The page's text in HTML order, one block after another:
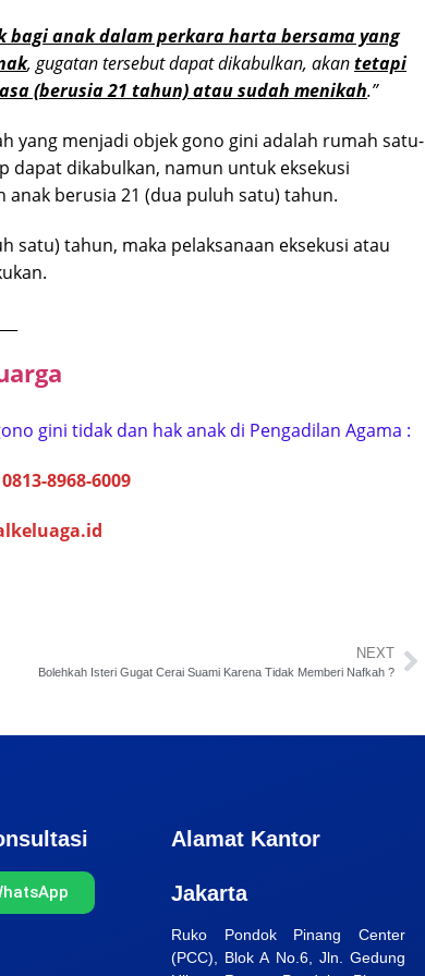
anak dalam perkara harta bersama yang
, gugatan tersebut dapat dikabulkan, akantetapi
(berusia 21 tahun) atau sudah menikah.”
yang menjadi objek gono gini adalah rumah satu-
dapat dikabulkan, namun untuk eksekusi
berusia 21 (dua puluh satu) tahun.
satu) tahun, maka pelaksanaan eksekusi atau
rga
gini tidak dan hak anak di Pengadilan Agama :
0813-8968-6009
NEXT
Bolehkah Isteri Gugat Cerai Suami Karena Tidak Memberi Nafkah ?
Alamat Kantor
Jakarta
Ruko Pondok Pinang Center
(PCC), Blok A No.6, Jln. Gedung